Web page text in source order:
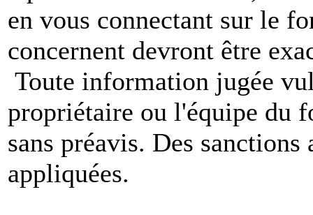
en vous connectant sur le
concernent devront être
Toute information jugée
propriétaire ou l'équipe du
sans préavis. Des
appliquées.